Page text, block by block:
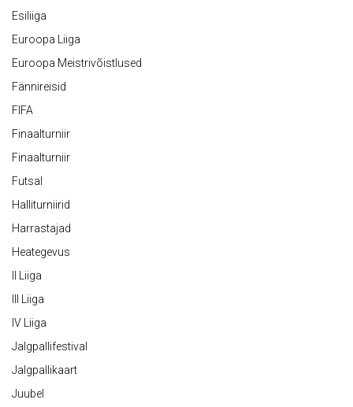
Esiliiga
Euroopa Liiga
Euroopa Meistrivõistlused
Fännireisid
FIFA
Finaalturniir
Finaalturniir
Futsal
Halliturniirid
Harrastajad
Heategevus
II Liiga
III Liiga
IV Liiga
Jalgpallifestival
Jalgpallikaart
Juubel